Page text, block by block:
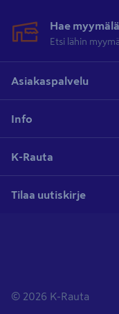
Hae
Etsi lähin
Asiakaspalvelu
Info
K-Rauta
Tilaa uutiskirje
© 2026 K-Rauta